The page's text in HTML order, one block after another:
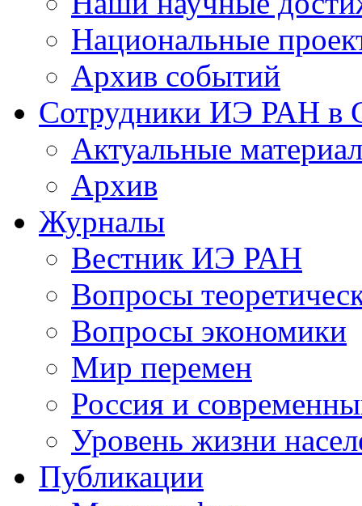
Национальные
Архив событий
Сотрудники ИЭ РАН
Актуальные
Архив
Журналы
Вестник ИЭ РАН
Вопросы
Вопросы экономики
Мир перемен
Россия и
Уровень жизни
Публикации